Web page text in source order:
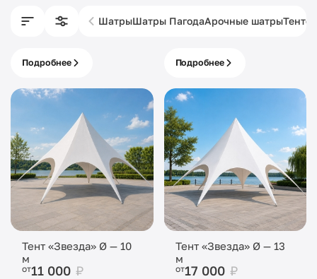
ШатрыШатры ПагодаАрочные шатры
шатров
Подробнее Подробнее
Тент «Звезда» Ø — 10
м
от11 000 ₽
Тент «Звезда» Ø — 13
м
от17 000 ₽